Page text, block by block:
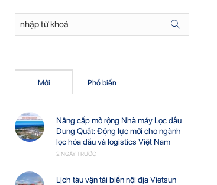
Mới Phổ biến
Nâng cấp mở rộng Nhà máy Lọc dầu
Dung Quất: Động lực mới cho ngành
lọc hóa dầu và logistics Việt Nam
2 NGÀY TRƯỚC
Lịch tàu vận tải biển nội địa Vietsun